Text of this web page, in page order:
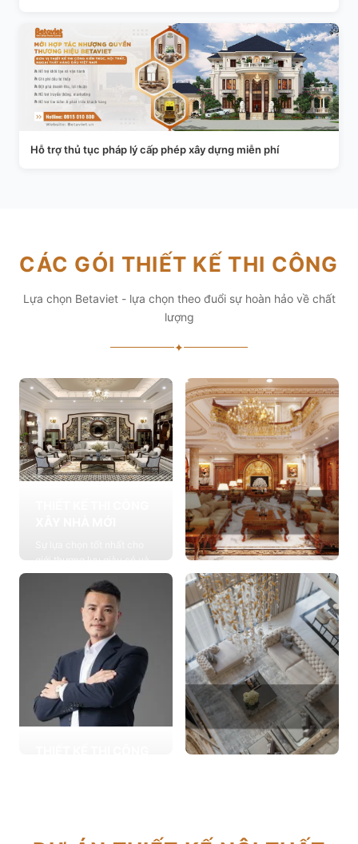
Hỗ trợ thủ tục pháp lý cấp phép xây dựng miễn phí
CÁC GÓI THIẾT KẾ THI CÔNG
Lựa chọn Betaviet - lựa chọn theo đuổi sự hoàn hảo về chất
lượng
✦
giới thượng lưu giàu có và
đẳng cấp, cung cấp các
giải pháp thiết kế chuyên
Xem chi tiết
THIẾT KẾ THI CÔNG
NỘI THẤT
Cung cấp các giải pháp
theo phong cách sống với
thiết kế nội thất thông minh
mang tính thẩm mỹ cao
Xem chi tiết
lựa chọn từ các gia đình